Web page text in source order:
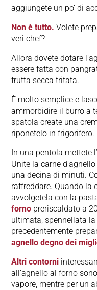
aggiungete un po’ di
Non è tutto. Volete
veri chef?
Allora dovete dotare
essere fatta con
frutta secca tritata.
È molto semplice e
ammorbidire il burro a
spatola create una
riponetelo in frigorifero.
In una pentola mettete
Unite la carne
una decina di minuti.
raffreddare. Quando la
avvolgetela con la
forno preriscaldato a
ultimata, spennellata
precedentemente
agnello degno dei
Altri contorni
all’agnello al forno
vapore, mentre per un